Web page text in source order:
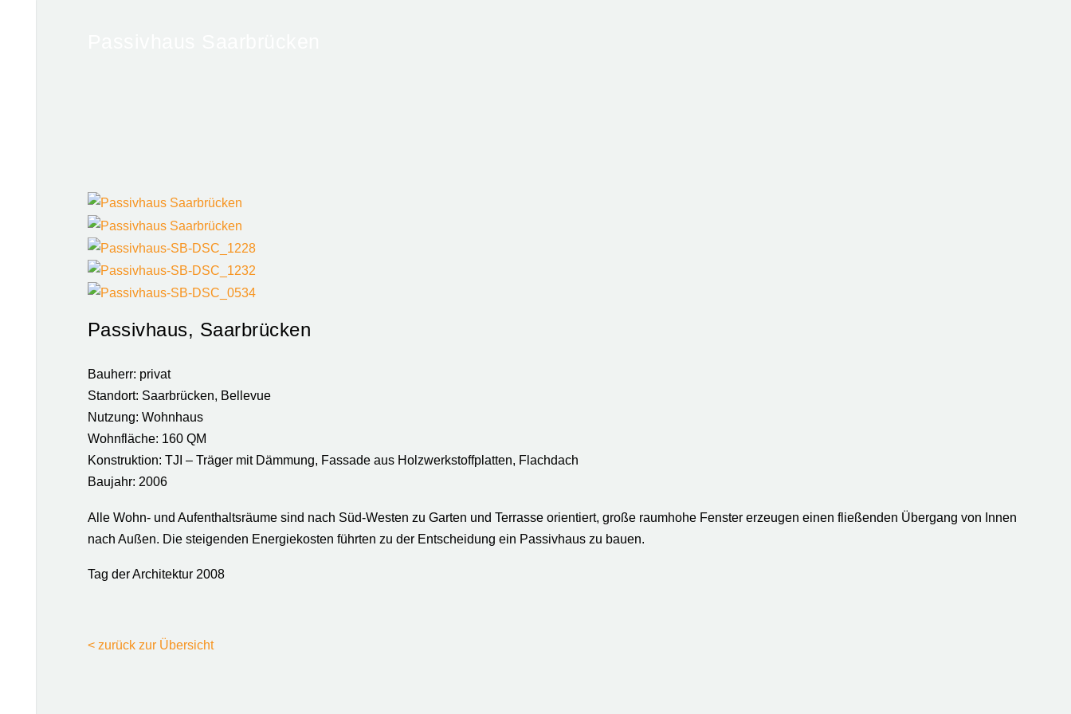
Passivhaus, Saarbrücken
Bauherr: privat
Standort: Saarbrücken, Bellevue
Nutzung: Wohnhaus
Wohnfläche: 160 QM
Konstruktion: TJI – Träger mit Dämmung, Fassade aus Holzwerkstoffplatten, Flachdach
Baujahr: 2006
Alle Wohn- und Aufenthaltsräume sind nach Süd-Westen zu Garten und Terrasse orientiert, große raumhohe Fenster erzeugen einen fließenden Übergang von Innen
nach Außen. Die steigenden Energiekosten führten zu der Entscheidung ein Passivhaus zu bauen.
Tag der Architektur 2008
< zurück zur Übersicht